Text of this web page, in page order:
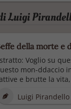
Luigi
della morte e
Voglio su
mon-ddaccio
e brutte la
Luigi Pirandello